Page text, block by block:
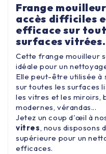
Frange
accès difficiles
efficace sur
surfaces vitrées.
Cette frange mouilleur
idéale pour un
Elle peut-être utilisée à
sur toutes les surfaces
les vitres et les miroirs,
modernes, vérandas...
Jetez un coup d'œil à
vitres, nous disposons
supérieure pour un
efficaces.